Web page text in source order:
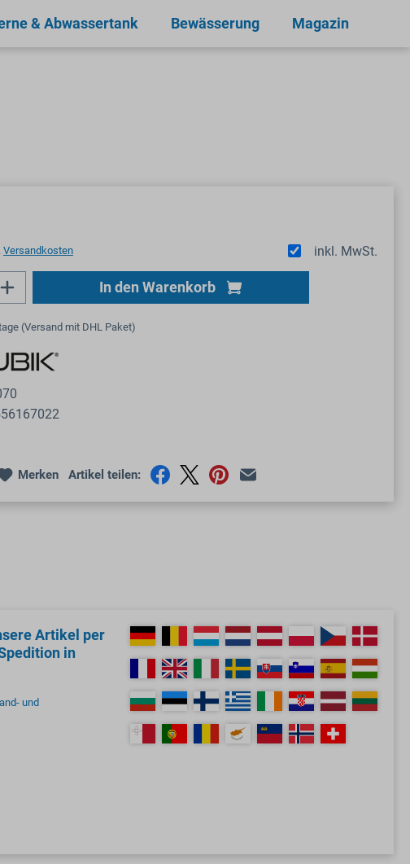
& Abwassertank Bewässerung Magazin
inkl. MwSt.
Versandkosten
Gib den gewünschten Wert ein oder
In den Warenkorb
(Versand mit DHL Paket)
Merken Artikel teilen:
Artikel per
in
und